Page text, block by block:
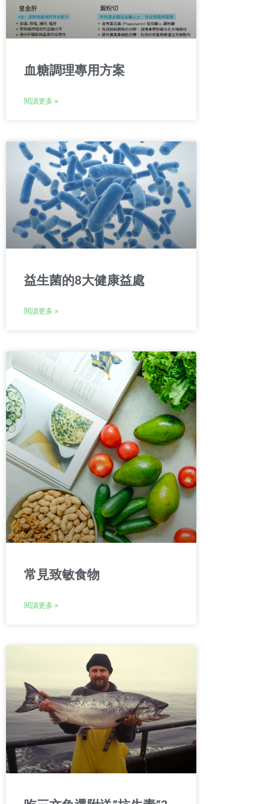
血糖調理專用方案
閱讀更多 »
益生菌的8大健康益處
閱讀更多 »
常見致敏食物
閱讀更多 »